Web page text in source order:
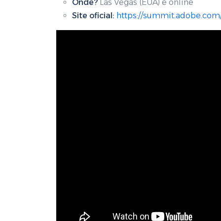
Onde? Las Vegas (EUA) e online
Site oficial: https://